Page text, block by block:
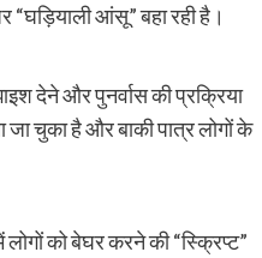
“घड़ियाली आंसू” बहा रही है।
देने और पुनर्वास की प्रक्रिया
जा चुका है और बाकी पात्र लोगों के
को बेघर करने की “स्क्रिप्ट”